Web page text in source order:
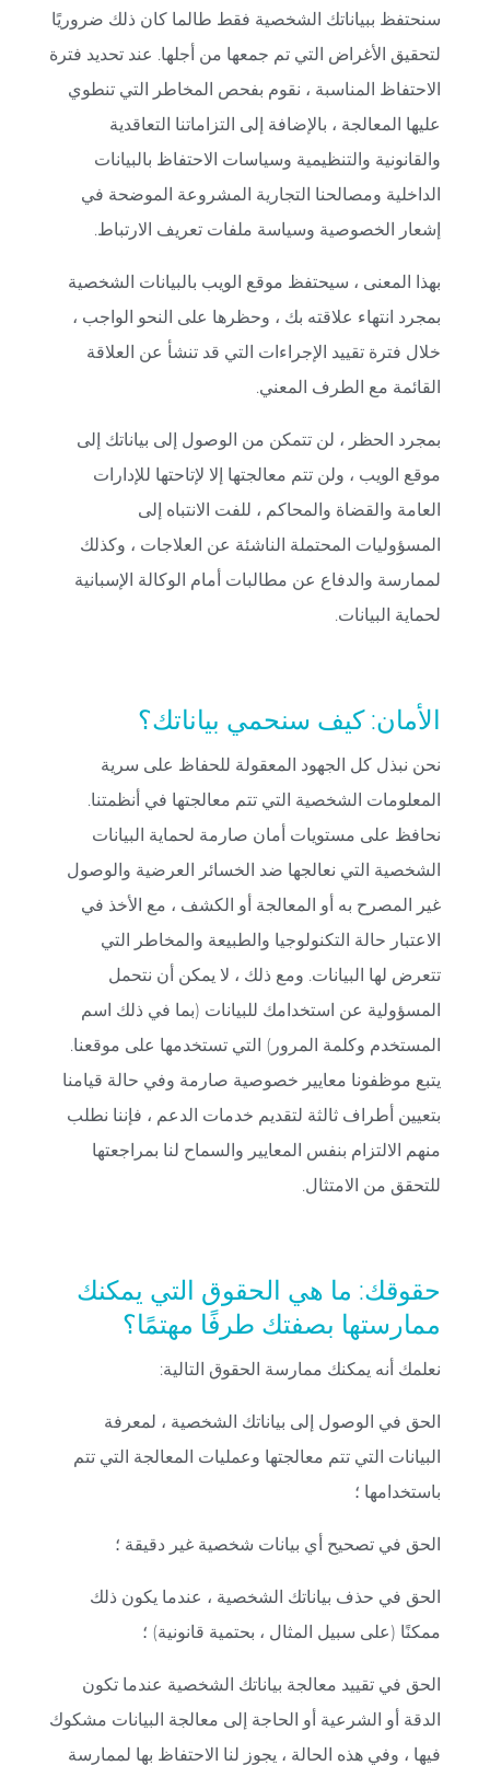
سنحتفظ ببياناتك الشخصية فقط طالما كان ذلك ضروريًا
لتحقيق الأغراض التي تم جمعها من أجلها. عند تحديد فترة
الاحتفاظ المناسبة ، نقوم بفحص المخاطر التي تنطوي
عليها المعالجة ، بالإضافة إلى التزاماتنا التعاقدية
والقانونية والتنظيمية وسياسات الاحتفاظ بالبيانات
الداخلية ومصالحنا التجارية المشروعة الموضحة في
إشعار الخصوصية وسياسة ملفات تعريف الارتباط.
بهذا المعنى ، سيحتفظ موقع الويب بالبيانات الشخصية
بمجرد انتهاء علاقته بك ، وحظرها على النحو الواجب ،
خلال فترة تقييد الإجراءات التي قد تنشأ عن العلاقة
القائمة مع الطرف المعني.
بمجرد الحظر ، لن تتمكن من الوصول إلى بياناتك إلى
موقع الويب ، ولن تتم معالجتها إلا لإتاحتها للإدارات
العامة والقضاة والمحاكم ، للفت الانتباه إلى
المسؤوليات المحتملة الناشئة عن العلاجات ، وكذلك
لممارسة والدفاع عن مطالبات أمام الوكالة الإسبانية
لحماية البيانات.
الأمان: كيف سنحمي بياناتك؟
نحن نبذل كل الجهود المعقولة للحفاظ على سرية
المعلومات الشخصية التي تتم معالجتها في أنظمتنا.
نحافظ على مستويات أمان صارمة لحماية البيانات
الشخصية التي نعالجها ضد الخسائر العرضية والوصول
غير المصرح به أو المعالجة أو الكشف ، مع الأخذ في
الاعتبار حالة التكنولوجيا والطبيعة والمخاطر التي
تتعرض لها البيانات. ومع ذلك ، لا يمكن أن نتحمل
المسؤولية عن استخدامك للبيانات (بما في ذلك اسم
المستخدم وكلمة المرور) التي تستخدمها على موقعنا.
يتبع موظفونا معايير خصوصية صارمة وفي حالة قيامنا
بتعيين أطراف ثالثة لتقديم خدمات الدعم ، فإننا نطلب
منهم الالتزام بنفس المعايير والسماح لنا بمراجعتها
للتحقق من الامتثال.
حقوقك: ما هي الحقوق التي يمكنك
ممارستها بصفتك طرفًا مهتمًا؟
نعلمك أنه يمكنك ممارسة الحقوق التالية:
الحق في الوصول إلى بياناتك الشخصية ، لمعرفة
البيانات التي تتم معالجتها وعمليات المعالجة التي تتم
باستخدامها ؛
الحق في تصحيح أي بيانات شخصية غير دقيقة ؛
الحق في حذف بياناتك الشخصية ، عندما يكون ذلك
ممكنًا (على سبيل المثال ، بحتمية قانونية) ؛
الحق في تقييد معالجة بياناتك الشخصية عندما تكون
الدقة أو الشرعية أو الحاجة إلى معالجة البيانات مشكوك
فيها ، وفي هذه الحالة ، يجوز لنا الاحتفاظ بها لممارسة